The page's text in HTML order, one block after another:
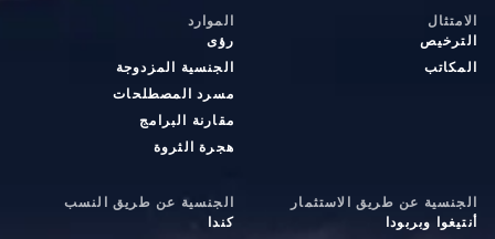
الامتثال
الترخيص
المكاتب
الموارد
رؤى
الجنسية المزدوجة
مسرد المصطلحات
مقارنة البرامج
هجرة الثروة
الجنسية عن طريق الاستثمار
أنتيغوا وبربودا
الجنسية عن طريق النسب
كندا